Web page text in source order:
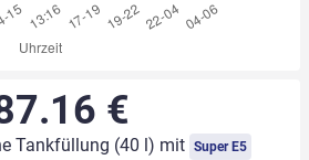
€
Tankfüllung (40 l) mit Super E5